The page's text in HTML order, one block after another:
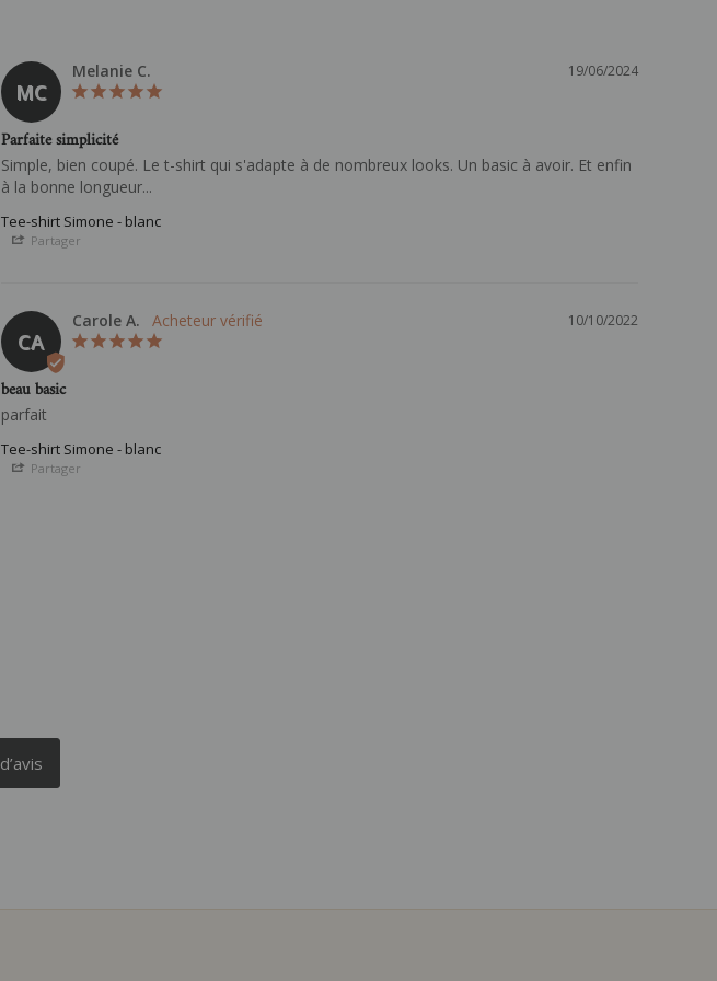
MC
19/06/2024
Melanie C.
Parfaite simplicité
Simple, bien coupé. Le t-shirt qui s'adapte à de nombreux looks. Un basic à avoir. Et enfin
Tee-shirt Simone - blanc
Partager
CA
10/10/2022
Carole A.
beau basic
parfait
Tee-shirt Simone - blanc
Partager